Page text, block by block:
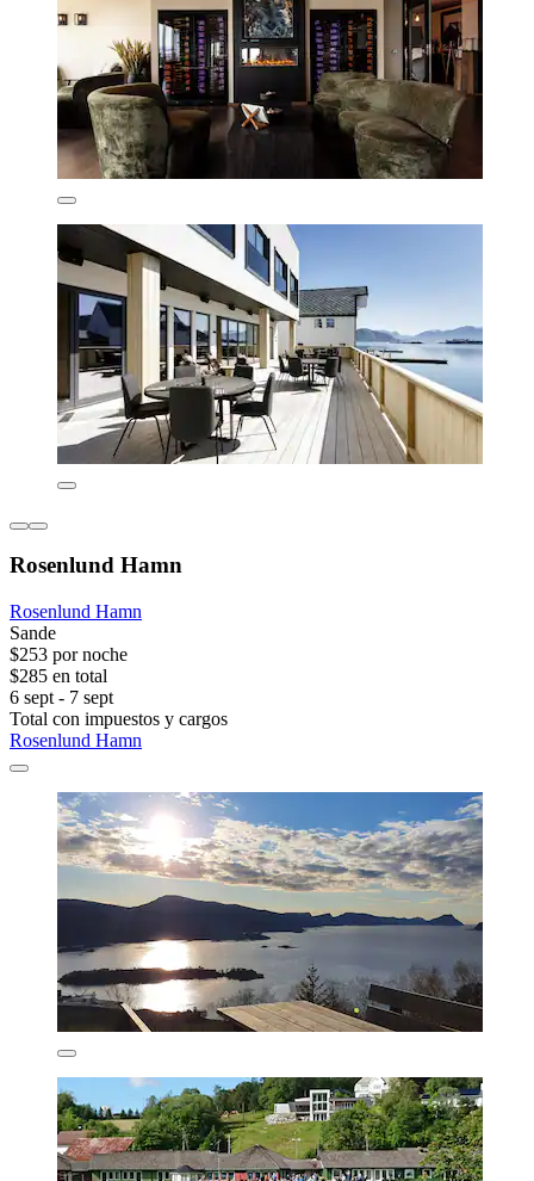
Rosenlund Hamn
Rosenlund Hamn
Sande
$253 por noche
$285 en total
6 sept - 7 sept
Total con impuestos y cargos
Rosenlund Hamn